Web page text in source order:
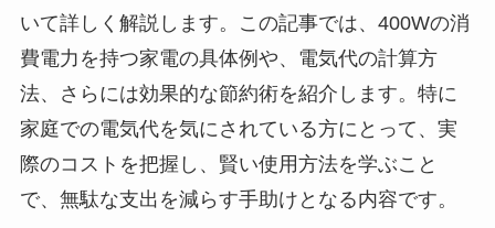
いて詳しく解説します。この記事では、400Wの消
費電力を持つ家電の具体例や、電気代の計算方
法、さらには効果的な節約術を紹介します。特に
家庭での電気代を気にされている方にとって、実
際のコストを把握し、賢い使用方法を学ぶこと
で、無駄な支出を減らす手助けとなる内容です。